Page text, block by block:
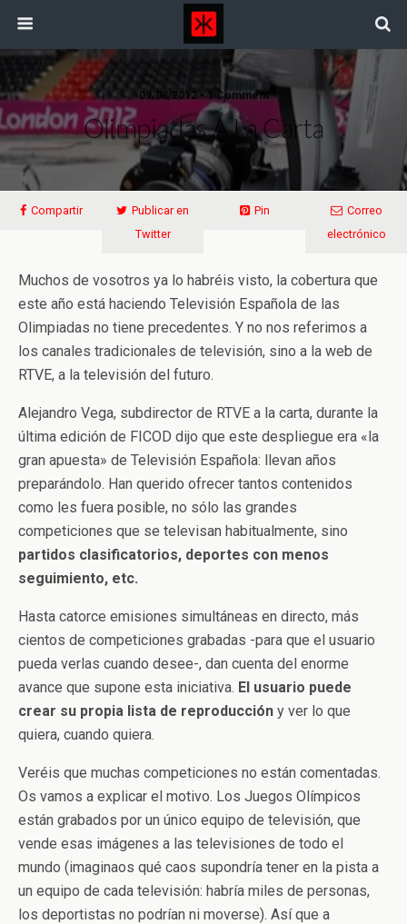
09/08/2012 • 1 Comment
Olimpiadas A La Carta
Compartir
Publicar en
Twitter
Pin
Correo
electrónico
Muchos de vosotros ya lo habréis visto, la cobertura que
este año está haciendo Televisión Española de las
Olimpiadas no tiene precedentes. Y no nos referimos a
los canales tradicionales de televisión, sino a la web de
RTVE, a la televisión del futuro.
Alejandro Vega, subdirector de RTVE a la carta, durante la
última edición de FICOD dijo que este despliegue era «la
gran apuesta» de Televisión Española: llevan años
preparándolo. Han querido ofrecer tantos contenidos
como les fuera posible, no sólo las grandes
competiciones que se televisan habitualmente, sino
partidos clasificatorios, deportes con menos
seguimiento, etc.
Hasta catorce emisiones simultáneas en directo, más
cientos de competiciones grabadas -para que el usuario
pueda verlas cuando desee-, dan cuenta del enorme
avance que supone esta iniciativa. El usuario puede
crear su propia lista de reproducción y ver lo que
quiera, cuando quiera.
Veréis que muchas competiciones no están comentadas.
Os vamos a explicar el motivo. Los Juegos Olímpicos
están grabados por un único equipo de televisión, que
vende esas imágenes a las televisiones de todo el
mundo (imaginaos qué caos supondría tener en la pista a
un equipo de cada televisión: habría miles de personas,
los deportistas no podrían ni moverse). Así que a